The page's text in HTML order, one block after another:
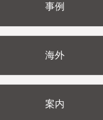
事例
海外
案内